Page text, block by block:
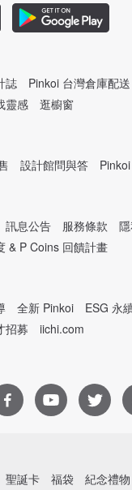
誌 Pinkoi 台灣倉庫配送
靈感 逛櫥窗
設計館問與答
訊息公告 服務條款
& P Coins 回饋計畫
全新 Pinkoi
ESG 永
招募 iichi.com
聖誕卡 福袋 紀念禮物